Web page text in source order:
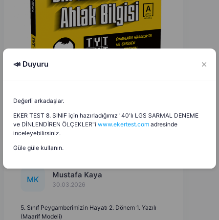
MK Mustafa Kaya
30.03.2026
5. Sınıf Peygamberimizin Hayatı 2. Dönem 1. Yazılı
(Maarif Modeli)
📣 Duyuru
Değerli arkadaşlar.
EKER TEST 8. SINIF için hazırladığımız "40'lı LGS SARMAL DENEME
ve DİNLENDİREN ÖLÇEKLER"i www.ekertest.com adresinde
inceleyebilirsiniz.
Güle güle kullanın.